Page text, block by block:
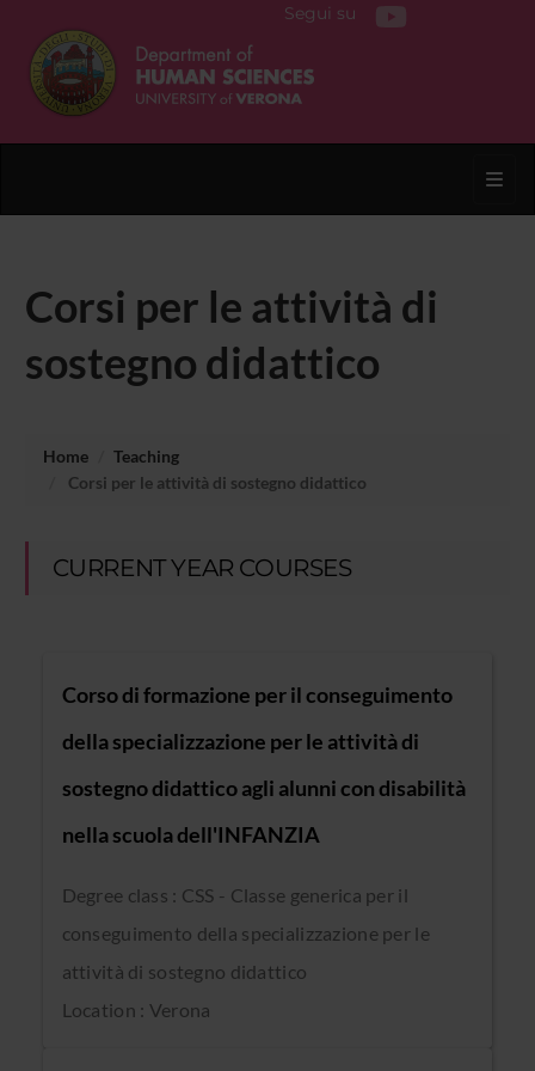
Segui su
Corsi per le attività di
sostegno didattico
Home
Teaching
Corsi per le attività di sostegno didattico
CURRENT YEAR COURSES
Corso di formazione per il conseguimento
della specializzazione per le attività di
sostegno didattico agli alunni con disabilità
nella scuola dell'INFANZIA
Degree class : CSS - Classe generica per il
conseguimento della specializzazione per le
attività di sostegno didattico
Location : Verona